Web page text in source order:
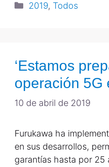
2019, Todos
‘Estamos
operación 5G
10 de abril de 2019
Furukawa ha
en sus desarrollos,
garantías hasta por 25